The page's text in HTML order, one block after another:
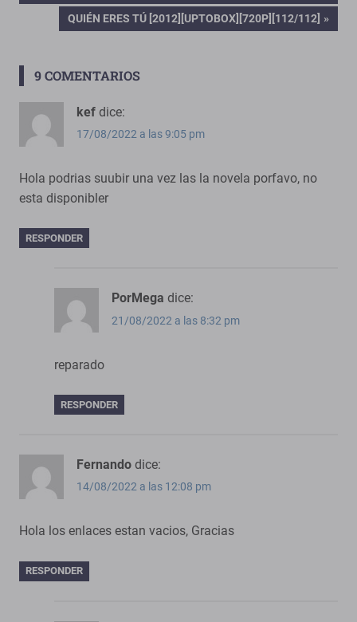
ENTRADA
SIGUIENTE:
QUIÉN ERES TÚ [2012][UPTOBOX][720P][112/112]
9 COMENTARIOS
kef dice:
17/08/2022 a las 9:05 pm
Hola podrias suubir una vez las la novela porfavo, no
esta disponibler
RESPONDER
PorMega dice:
21/08/2022 a las 8:32 pm
reparado
RESPONDER
Fernando dice:
14/08/2022 a las 12:08 pm
Hola los enlaces estan vacios, Gracias
RESPONDER